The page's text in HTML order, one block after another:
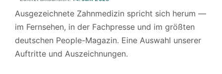
Ausgezeichnete Zahnmedizin spricht sich herum —
im Fernsehen, in der Fachpresse und im größten
deutschen People-Magazin. Eine Auswahl unserer
Auftritte und Auszeichnungen.